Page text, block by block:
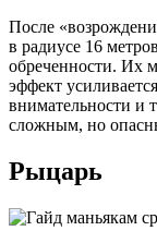
После
в радиусе 16
обреченности. Их
эффект
внимательности и
сложным, но
Рыцарь